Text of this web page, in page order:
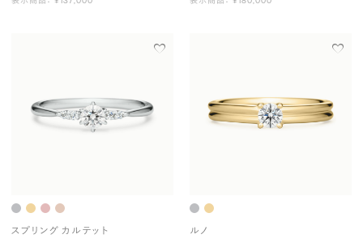
スプリング カルテット
ルノ